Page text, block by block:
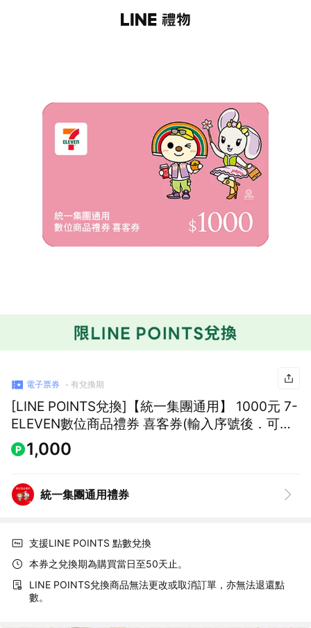
電子票券 有兌換期
[LINE POINTS兌換]【統一集團通用】 1000元 7-
ELEVEN數位商品禮券 喜客券(輸入序號後．可分
次使用)
1,000
統一集團通用禮券
支援LINE POINTS 點數兌換
本券之兌換期為購買當日至50天止。
LINE POINTS兌換商品無法更改或取消訂單，亦無法退還點
數。